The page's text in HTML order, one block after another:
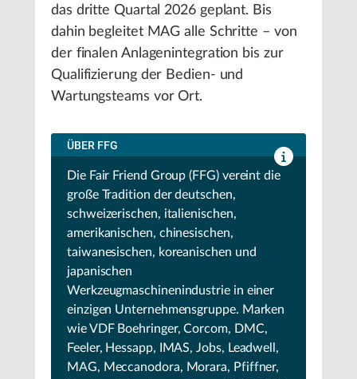
das dritte Quartal 2026 geplant. Bis
dahin begleitet MAG alle Schritte – von
der finalen Anlagenintegration bis zur
Qualifizierung der Bedien- und
Wartungsteams vor Ort.
ÜBER FFG
Die Fair Friend Group (FFG) vereint die
große Tradition der deutschen,
schweizerischen, italienischen,
amerikanischen, chinesischen,
taiwanesischen, koreanischen und
japanischen
Werkzeugmaschinenindustrie in einer
einzigen Unternehmensgruppe. Marken
wie VDF Boehringer, Corcom, DMC,
Feeler, Hessapp, IMAS, Jobs, Leadwell,
MAG, Meccanodora, Morara, Pfiffner,